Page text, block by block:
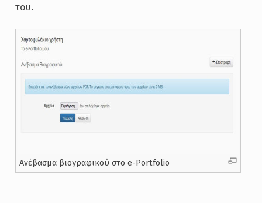
του.
Ανέβασμα βιογραφικού στο e-Portfolio